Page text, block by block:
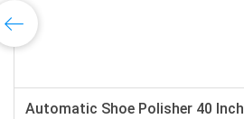
Automatic Shoe Polisher 40 Inch